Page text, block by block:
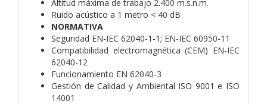
Altitud máxima de trabajo 2.400 m.s.n.m.
Ruido acústico a 1 metro < 40 dB
NORMATIVA
Seguridad EN-IEC 62040-1-1; EN-IEC 60950-11
Compatibilidad electromagnética (CEM) EN-IEC
62040-12
Funcionamiento EN 62040-3
Gestión de Calidad y Ambiental ISO 9001 e ISO
14001